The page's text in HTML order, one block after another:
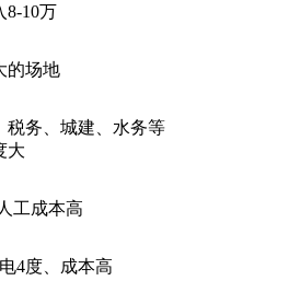
8-10万
的场地
税务、城建、水务等
大
工成本高
4度、成本高